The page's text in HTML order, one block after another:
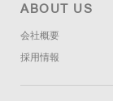
ABOUT US
会社概要
採用情報